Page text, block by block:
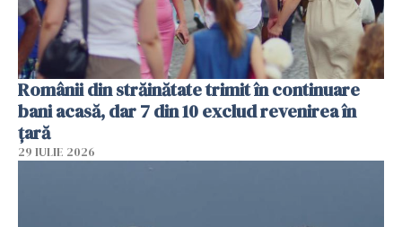
Românii din străinătate trimit în continuare
bani acasă, dar 7 din 10 exclud revenirea în
țară
29 IULIE 2026